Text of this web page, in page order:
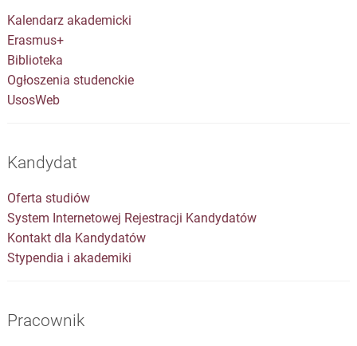
Kalendarz akademicki
Erasmus+
Biblioteka
Ogłoszenia studenckie
UsosWeb
Kandydat
Oferta studiów
System Internetowej Rejestracji Kandydatów
Kontakt dla Kandydatów
Stypendia i akademiki
Pracownik